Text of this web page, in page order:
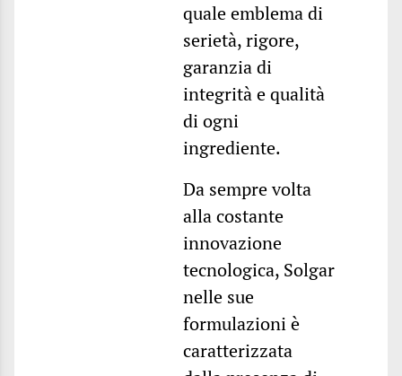
quale emblema di
serietà, rigore,
garanzia di
integrità e qualità
di ogni
ingrediente.
Da sempre volta
alla costante
innovazione
tecnologica, Solgar
nelle sue
formulazioni è
caratterizzata